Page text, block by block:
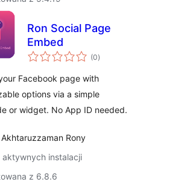
Ron Social Page
Embed
(0wszystkich
ocen
)
Facebook page with
options via a simple
or widget. No App ID needed.
Rony
instalacji
z 6.8.6